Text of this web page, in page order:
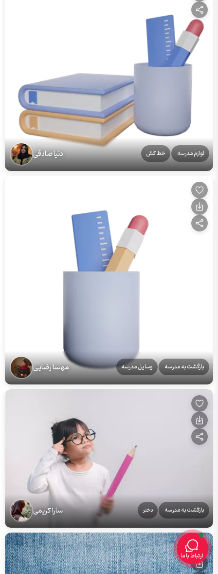
لوازم مدرسه خط کش دنیا صادقی
بازگشت به مدرسه وسایل مدرسه مهسا رضایی
بازگشت به مدرسه دختر سارا کریمی
ارتباط با ما